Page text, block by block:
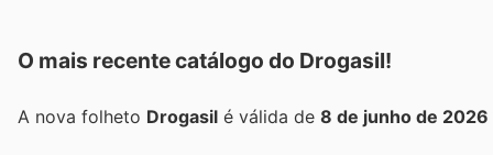
O mais recente catálogo do Drogasil!
A nova folheto Drogasil é válida de 8 de junho de 2026